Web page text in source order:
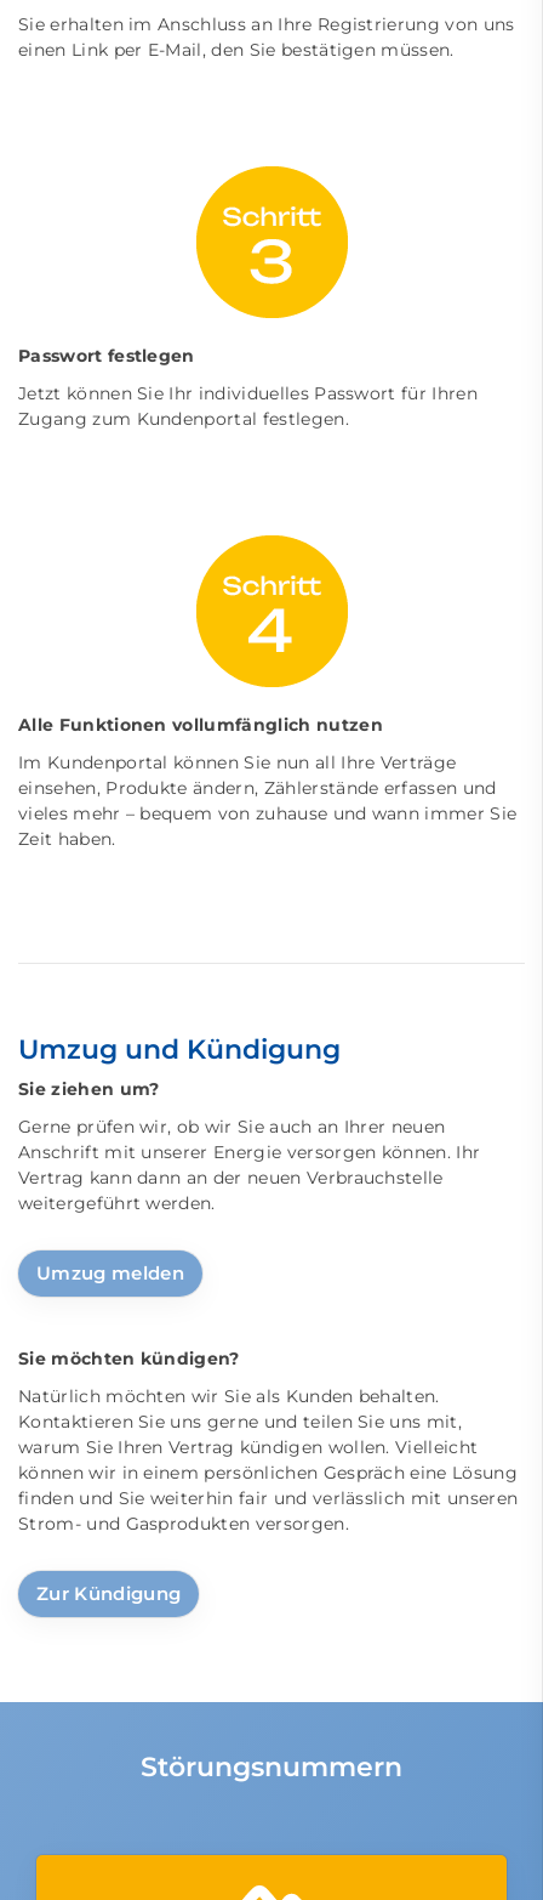
Sie erhalten im Anschluss an Ihre Registrierung von uns
einen Link per E-Mail, den Sie bestätigen müssen.
Passwort festlegen
Jetzt können Sie Ihr individuelles Passwort für Ihren
Zugang zum Kundenportal festlegen.
Alle Funktionen vollumfänglich nutzen
Im Kundenportal können Sie nun all Ihre Verträge
einsehen, Produkte ändern, Zählerstände erfassen und
vieles mehr – bequem von zuhause und wann immer Sie
Zeit haben.
Umzug und Kündigung
Sie ziehen um?
Gerne prüfen wir, ob wir Sie auch an Ihrer neuen
Anschrift mit unserer Energie versorgen können. Ihr
Vertrag kann dann an der neuen Verbrauchstelle
weitergeführt werden.
Umzug melden
Sie möchten kündigen?
Natürlich möchten wir Sie als Kunden behalten.
Kontaktieren Sie uns gerne und teilen Sie uns mit,
warum Sie Ihren Vertrag kündigen wollen. Vielleicht
können wir in einem persönlichen Gespräch eine Lösung
finden und Sie weiterhin fair und verlässlich mit unseren
Strom- und Gasprodukten versorgen.
Zur Kündigung
Störungsnummern